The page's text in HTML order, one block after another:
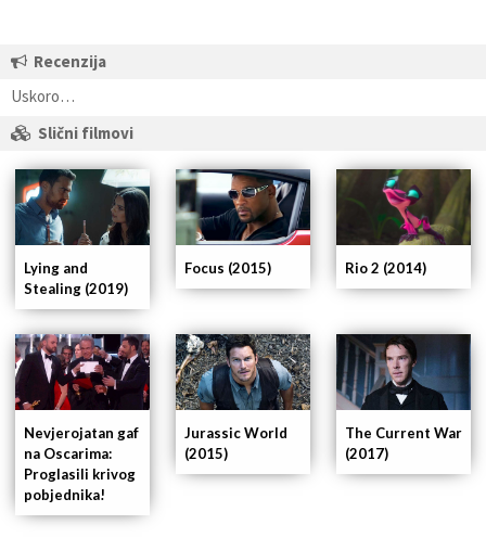
Recenzija
Uskoro…
Slični filmovi
The Current War
(2017)
Jurassic World
(2015)
Nevjerojatan gaf
na Oscarima:
Proglasili krivog
pobjednika!
Rio 2 (2014)
Focus (2015)
Lying and
Stealing (2019)